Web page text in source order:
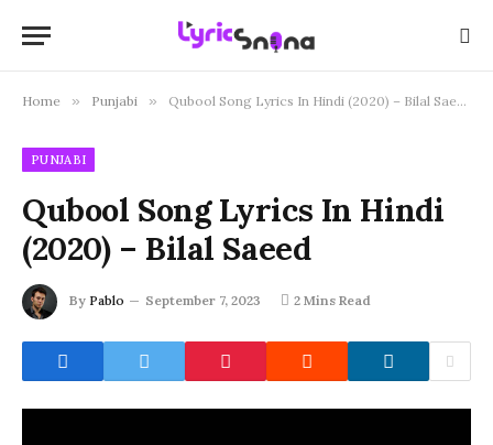
Home » Punjabi » Qubool Song Lyrics In Hindi (2020) – Bilal Saeed
PUNJABI
Qubool Song Lyrics In Hindi
(2020) – Bilal Saeed
By Pablo September 7, 2023 2 Mins Read